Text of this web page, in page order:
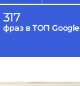
317
фраз в ТОП Google